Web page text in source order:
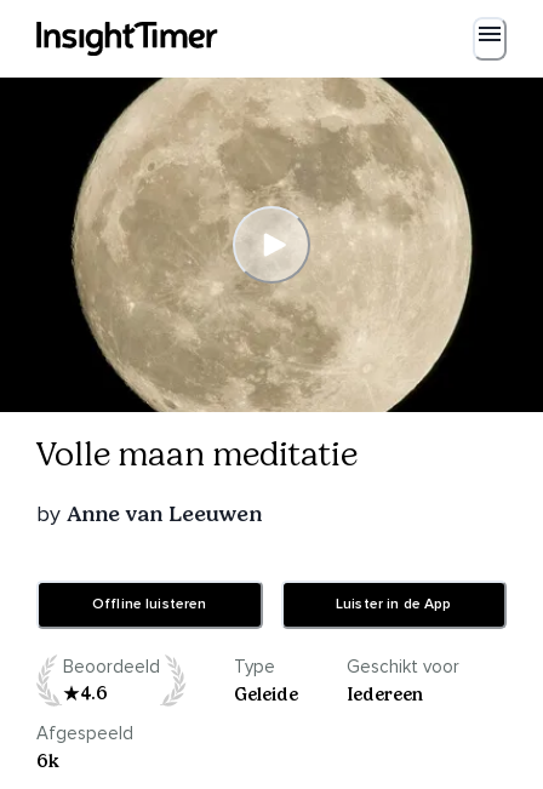
Volle maan meditatie
by Anne van Leeuwen
Offline luisteren Luister in de App
Beoordeeld
4.6
Type
Geleide
Geschikt voor
Iedereen
Afgespeeld
6k